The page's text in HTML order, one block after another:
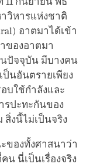
วิหารแห่งชาติ
อาตมาได้เข้า
ของอาตมา
นปัจจุบัน มีบางคน
ป็นอันตรายเพียง
บใช้กำลังและ
รปะทะกันของ
สิ่งนี้ไม่เป็นจริง
ของทั้งศาสนาว่า
น นี่เป็นเรื่องจริง